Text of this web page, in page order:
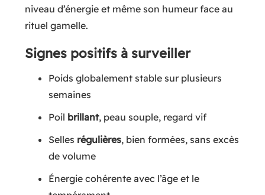
niveau d’énergie et même son humeur face au
rituel gamelle.
Signes positifs à surveiller
Poids globalement stable sur plusieurs
semaines
Poil brillant, peau souple, regard vif
Selles régulières, bien formées, sans excès
de volume
Énergie cohérente avec l’âge et le